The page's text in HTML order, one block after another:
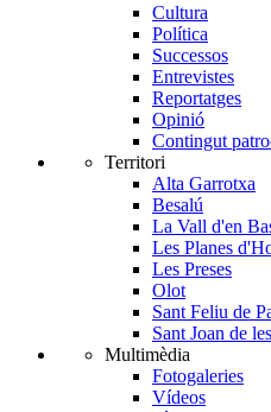
Cultura
Política
Successos
Entrevistes
Reportatges
Opinió
Contingut
Territori
Alta Garrotxa
Besalú
La Vall d'en
Les Planes
Les Preses
Olot
Sant Feliu de
Sant Joan de
Multimèdia
Fotogaleries
Vídeos